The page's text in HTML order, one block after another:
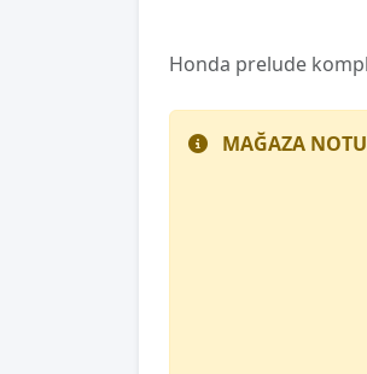
Honda prelude
MAĞAZA